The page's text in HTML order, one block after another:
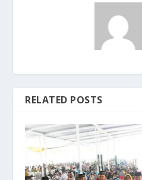
RELATED POSTS